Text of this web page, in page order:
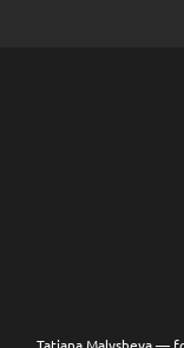
Tatiana Malysheva —